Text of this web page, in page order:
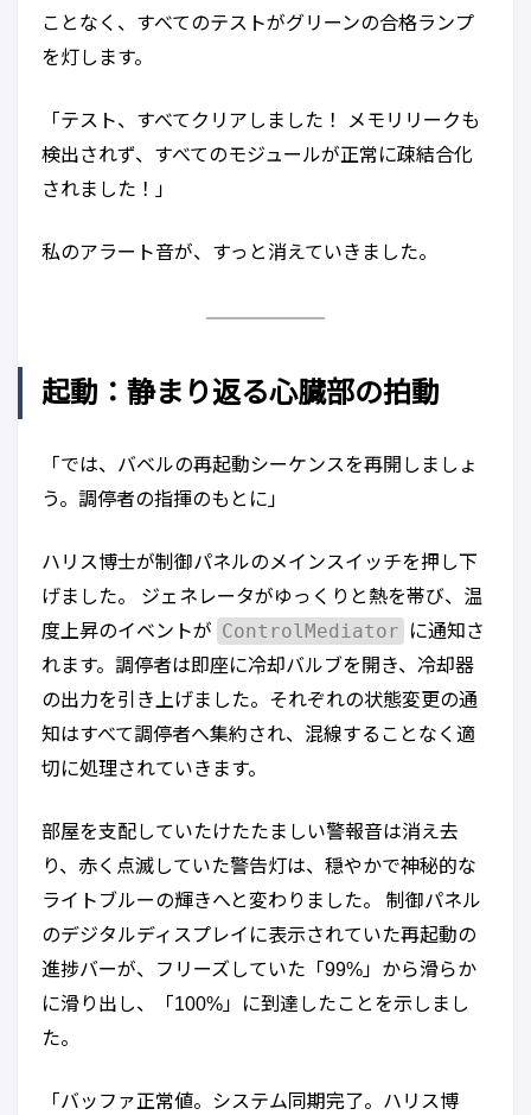
ことなく、すべてのテストがグリーンの合格ランプ
を灯します。
「テスト、すべてクリアしました！ メモリリークも
検出されず、すべてのモジュールが正常に疎結合化
されました！」
私のアラート音が、すっと消えていきました。
起動：静まり返る心臓部の拍動
「では、バベルの再起動シーケンスを再開しましょ
う。調停者の指揮のもとに」
ハリス博士が制御パネルのメインスイッチを押し下
げました。 ジェネレータがゆっくりと熱を帯び、温
度上昇のイベントが ControlMediator
に通知さ
れます。調停者は即座に冷却バルブを開き、冷却器
の出力を引き上げました。それぞれの状態変更の通
知はすべて調停者へ集約され、混線することなく適
切に処理されていきます。
部屋を支配していたけたたましい警報音は消え去
り、赤く点滅していた警告灯は、穏やかで神秘的な
ライトブルーの輝きへと変わりました。 制御パネル
のデジタルディスプレイに表示されていた再起動の
進捗バーが、フリーズしていた「99%」から滑らか
に滑り出し、「100%」に到達したことを示しまし
た。
「バッファ正常値。システム同期完了。ハリス博